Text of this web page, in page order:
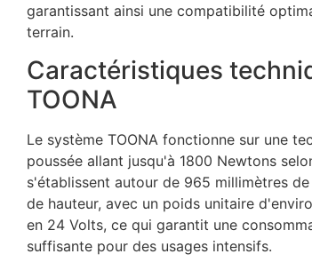
garantissant ainsi une compatibilité
terrain.
Caractéristiques
TOONA
Le système TOONA fonctionne sur une
poussée allant jusqu'à 1800 Newtons
s'établissent autour de 965 millimètres
de hauteur, avec un poids unitaire
en 24 Volts, ce qui garantit une
suffisante pour des usages intensifs.